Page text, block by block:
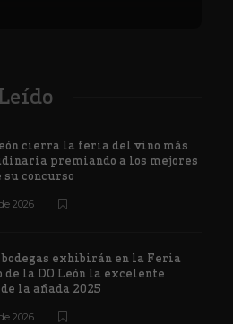
cierra la feria del vino más
premiando a los mejores
su concurso
2026
bodegas exhibirán en la Feria
de la DO León la excelente
la añada 2025
2026